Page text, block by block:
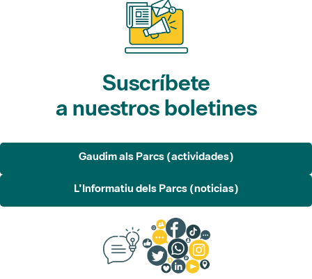
Suscríbete
a nuestros boletines
Gaudim als Parcs (actividades)
L'Informatiu dels Parcs (noticias)